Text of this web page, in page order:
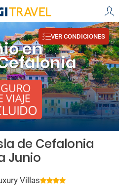
en
VER CONDICIONES
de Cefalonia
Junio
Villas